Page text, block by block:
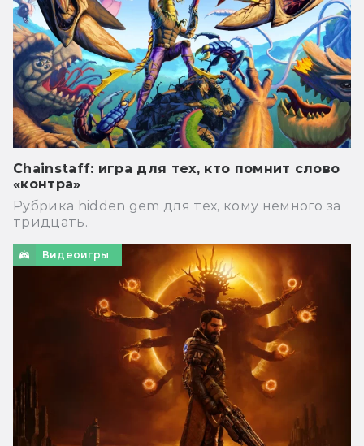
Chainstaff: игра для тех, кто помнит слово
«контра»
Рубрика hidden gem для тех, кому немного за
тридцать.
Видеоигры